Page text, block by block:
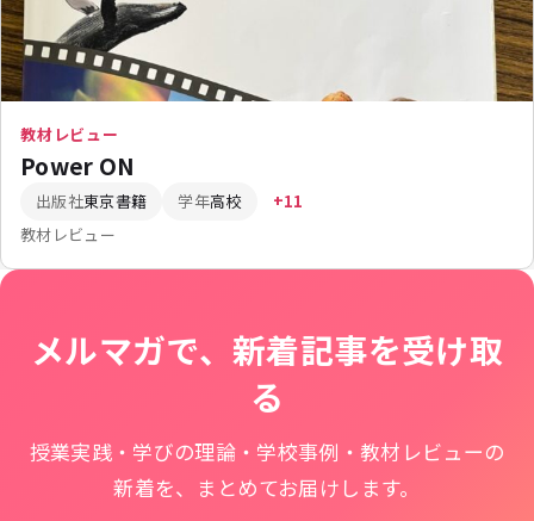
教材レビュー
Power ON
出版社東京書籍 学年高校 +11
教材レビュー
メルマガで、新着記事を受け取
る
授業実践・学びの理論・学校事例・教材レビューの
新着を、まとめてお届けします。